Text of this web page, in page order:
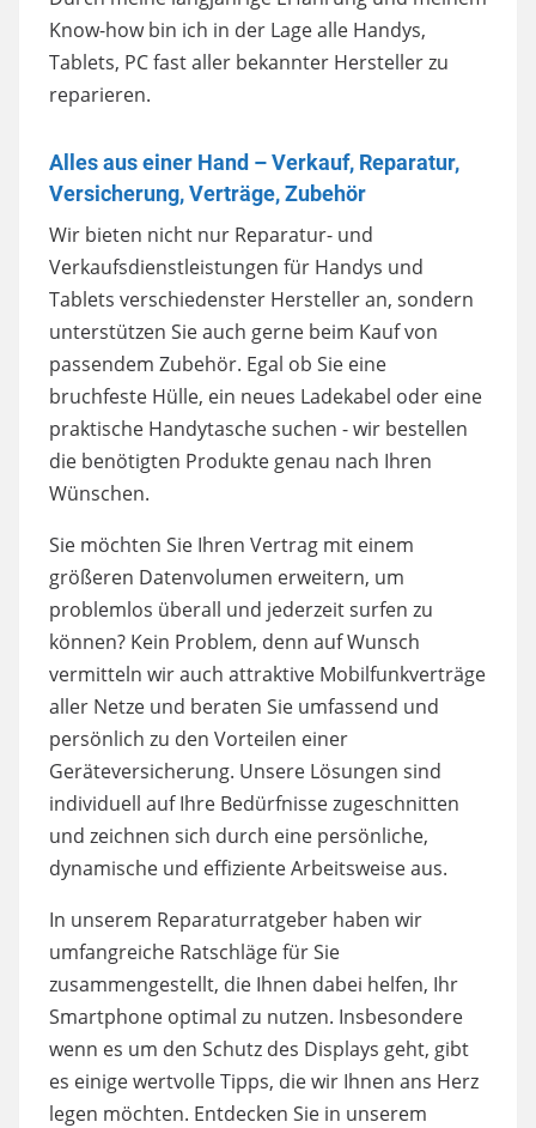
Know-how bin ich in der Lage alle Handys,
Tablets, PC fast aller bekannter Hersteller zu
reparieren.
Alles aus einer Hand – Verkauf, Reparatur,
Versicherung, Verträge, Zubehör
Wir bieten nicht nur Reparatur- und
Verkaufsdienstleistungen für Handys und
Tablets verschiedenster Hersteller an, sondern
unterstützen Sie auch gerne beim Kauf von
passendem Zubehör. Egal ob Sie eine
bruchfeste Hülle, ein neues Ladekabel oder eine
praktische Handytasche suchen - wir bestellen
die benötigten Produkte genau nach Ihren
Wünschen.
Sie möchten Sie Ihren Vertrag mit einem
größeren Datenvolumen erweitern, um
problemlos überall und jederzeit surfen zu
können? Kein Problem, denn auf Wunsch
vermitteln wir auch attraktive Mobilfunkverträge
aller Netze und beraten Sie umfassend und
persönlich zu den Vorteilen einer
Geräteversicherung. Unsere Lösungen sind
individuell auf Ihre Bedürfnisse zugeschnitten
und zeichnen sich durch eine persönliche,
dynamische und effiziente Arbeitsweise aus.
In unserem Reparaturratgeber haben wir
umfangreiche Ratschläge für Sie
zusammengestellt, die Ihnen dabei helfen, Ihr
Smartphone optimal zu nutzen. Insbesondere
wenn es um den Schutz des Displays geht, gibt
es einige wertvolle Tipps, die wir Ihnen ans Herz
legen möchten. Entdecken Sie in unserem